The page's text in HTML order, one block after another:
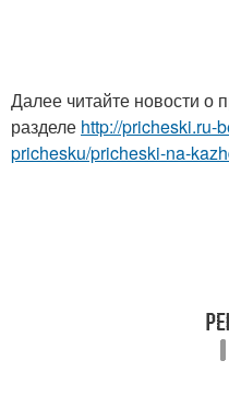
Далее читайте новости о
разделе http://pricheski.ru-
prichesku/pricheski-na-